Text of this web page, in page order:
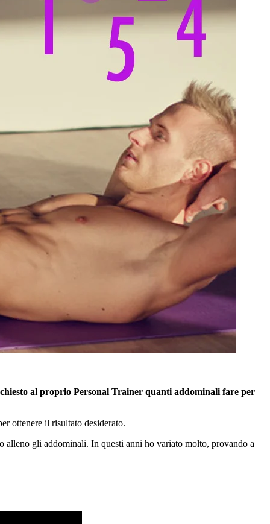
al proprio Personal Trainer quanti addominali fare per
ottenere il risultato desiderato.
alleno gli addominali. In questi anni ho variato molto, provando a